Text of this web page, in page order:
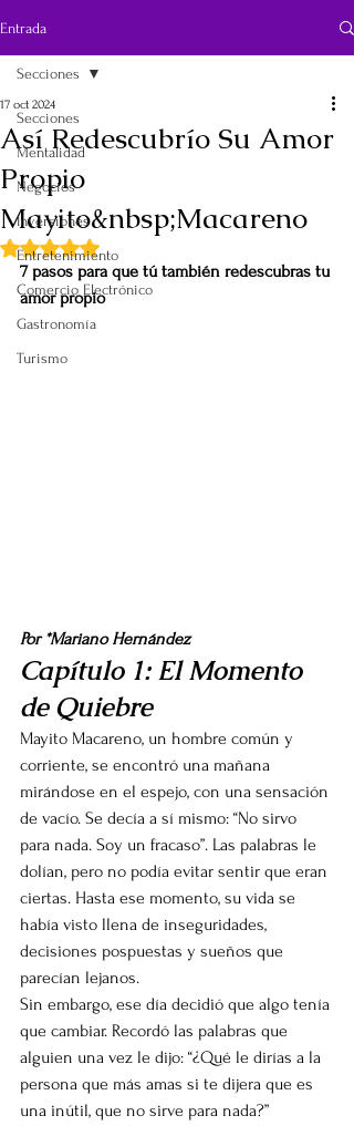
Entrada
Secciones
Mentalidad
Negocios
Inversiones
Entretenimiento
Comercio Electrónico
Gastronomía
Turismo
Secciones
Así Redescubrío Su Amor
Propio
Mayito&nbsp;Macareno
17 oct 2024
Obtuvo NaN de 5 estrellas.
7 pasos para que tú también redescubras tu
amor propio
Por *Mariano Hernández
Capítulo 1: El Momento
de Quiebre
Mayito Macareno, un hombre común y
corriente, se encontró una mañana
mirándose en el espejo, con una sensación
de vacío. Se decía a sí mismo: “No sirvo
para nada. Soy un fracaso”. Las palabras le
dolían, pero no podía evitar sentir que eran
ciertas. Hasta ese momento, su vida se
había visto llena de inseguridades,
decisiones pospuestas y sueños que
parecían lejanos.
Sin embargo, ese día decidió que algo tenía
que cambiar. Recordó las palabras que
alguien una vez le dijo: “¿Qué le dirías a la
persona que más amas si te dijera que es
una inútil, que no sirve para nada?”